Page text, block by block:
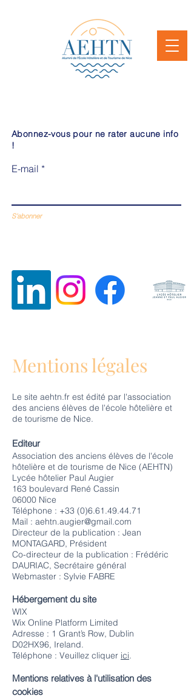
Abonnez-vous pour ne rater aucune info
!
E-mail
S'abonner
Mentions légales
Le site aehtn.fr est édité par l'association
des anciens élèves de l'école hôtelière et
de tourisme de Nice.
Editeur
Association des anciens élèves de l'école
hôtelière et de tourisme de Nice (AEHTN)
Lycée hôtelier Paul Augier
163 boulevard René Cassin
06000 Nice
Téléphone : +33 (0)6.61.49.44.71
Mail : aehtn.augier@gmail.com
Directeur de la publication : Jean
MONTAGARD, Président
Co-directeur de la publication : Frédéric
DAURIAC, Secrétaire général
Webmaster : Sylvie FABRE
Hébergement du site
WIX
Wix Online Platform Limited
Adresse : 1 Grant’s Row, Dublin
D02HX96, Ireland.
Téléphone : Veuillez cliquer ici.
Mentions relatives à l'utilisation des
cookies